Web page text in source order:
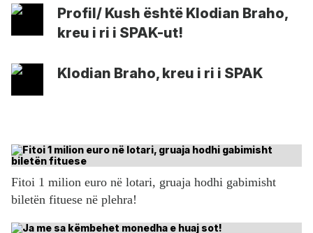
Profil/ Kush është Klodian Braho,
kreu i ri i SPAK-ut!
Klodian Braho, kreu i ri i SPAK
Fitoi 1 milion euro në lotari, gruaja hodhi gabimisht
biletën fituese në plehra!